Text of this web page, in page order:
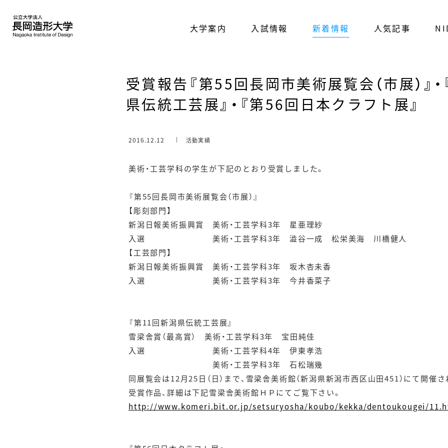
大学案内 入試情報 新着情報 人気記事
受賞報告『第55回長岡市美術展覧会（市展）』
県伝統工芸展』・『第56回日本クラフト展』
2016.12.12 活動実績
美術・工芸学科の学生が下記のとおり受賞しました。
『第55回長岡市美術展覧会（市展）』
【彫刻部門】
新潟日報美術振興賞 美術・工芸学科3年 星亜理紗
入選 美術・工芸学科3年 澁谷一成 松栄美海 川橋健人
【工芸部門】
新潟日報美術振興賞 美術・工芸学科3年 坂木杏未香
入選 美術・工芸学科3年 今井香菜子
『第11回新潟県伝統工芸展』
雪梁舎賞（最高賞） 美術・工芸学科3年 宝田純佳
入選 美術・工芸学科4年 伊東孝浩
美術・工芸学科3年 石松瑞幾
同展覧会は12月25日（日）まで、雪梁舎美術館（新潟県新潟市西区山田451）にて開催さ
受賞作品、詳細は下記雪梁舎美術館ＨＰにてご覧下さい。
http://www.komeri.bit.or.jp/setsuryosha/koubo/kekka/dentoukougei/